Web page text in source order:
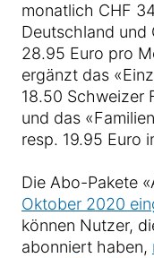
monatlich CHF
Deutschland und
28.95 Euro pro
ergänzt das
18.50 Schweizer
und das
resp. 19.95 Euro
Die Abo-Pakete
Oktober 2020
können Nutzer,
abonniert haben,